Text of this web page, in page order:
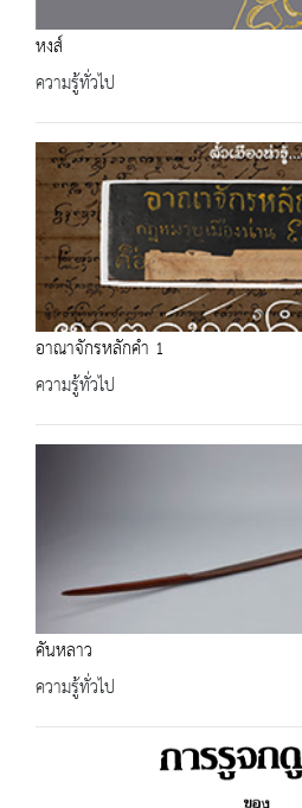
หงส์
ความรู้ทั่วไป
อาณาจักรหลักคำ 1
ความรู้ทั่วไป
คันหลาว
ความรู้ทั่วไป